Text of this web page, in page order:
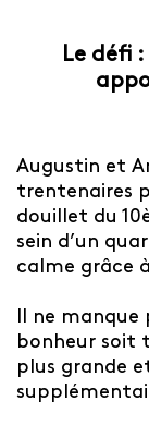
Le défi
Augustin et
trentenaires
douillet du
sein d’un
calme grâce
Il ne manque
bonheur soit
plus grande